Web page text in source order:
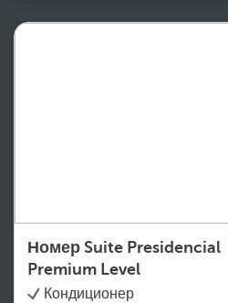
Номер Suite Presidencial
Premium Level
Кондиционер